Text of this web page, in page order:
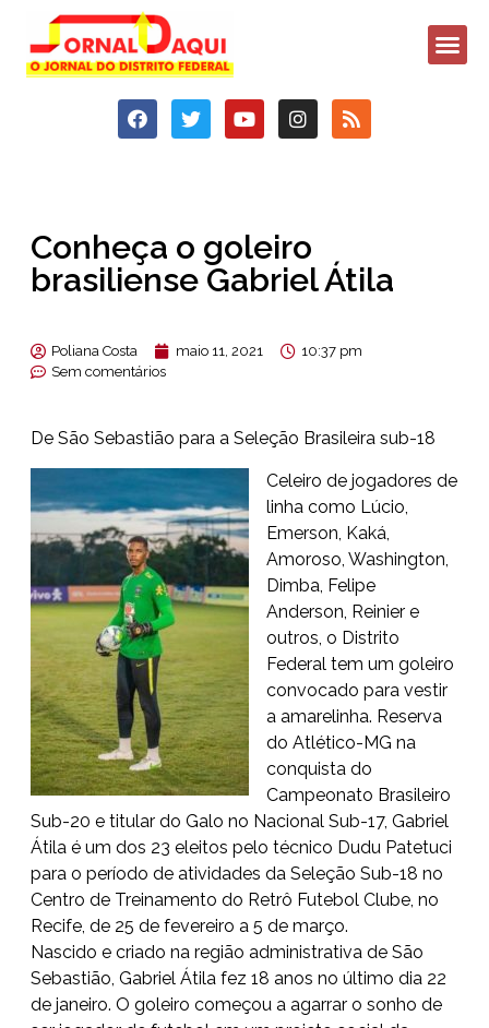
Conheça o goleiro
brasiliense Gabriel Átila
Poliana Costa maio 11, 2021
10:37 pm
Sem comentários
De São Sebastião para a Seleção Brasileira sub-18
Celeiro de jogadores de
linha como Lúcio,
Emerson, Kaká,
Amoroso, Washington,
Dimba, Felipe
Anderson, Reinier e
outros, o Distrito
Federal tem um goleiro
convocado para vestir
a amarelinha. Reserva
do Atlético-MG na
conquista do
Campeonato Brasileiro
Sub-20 e titular do Galo no Nacional Sub-17, Gabriel
Átila é um dos 23 eleitos pelo técnico Dudu Patetuci
para o período de atividades da Seleção Sub-18 no
Centro de Treinamento do Retrô Futebol Clube, no
Recife, de 25 de fevereiro a 5 de março.
Nascido e criado na região administrativa de São
Sebastião, Gabriel Átila fez 18 anos no último dia 22
de janeiro. O goleiro começou a agarrar o sonho de